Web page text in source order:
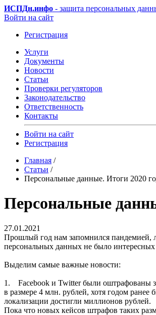
ИСПДн.инфо - защита персональных
Войти на сайт
Регистрация
Услуги
Документы
Новости
Статьи
Проверки регуляторов
Законодательство
Ответственность
Контакты
Войти на сайт
Регистрация
Главная /
Статьи /
Персональные данные. Итоги 2020
Персональные
27.01.2021
Прошлый год нам запомнился пандемией,
персональных данных не было интересных
Выделим самые важные новости:
1. Facebook и Twitter были оштрафованы
в размере 4 млн. рублей, хотя годом
локализации достигли миллионов рублей.
Пока что новых кейсов штрафов таких